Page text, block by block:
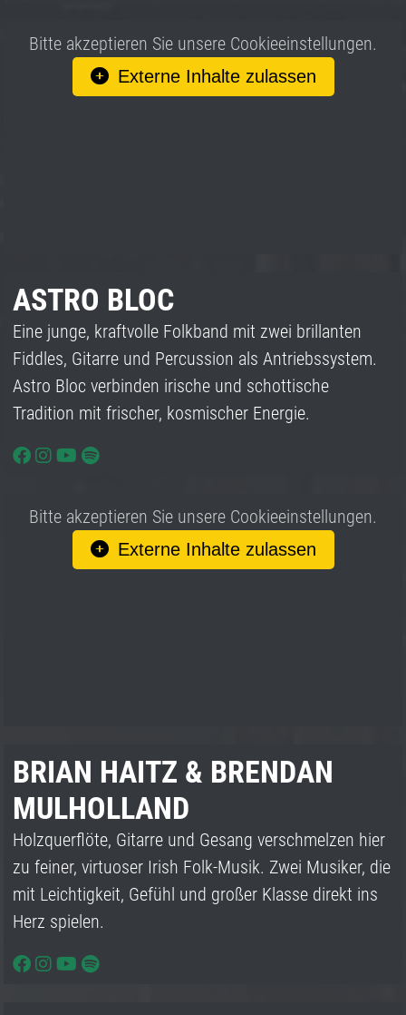
Bitte akzeptieren Sie unsere Cookieeinstellungen.
Externe Inhalte zulassen
ASTRO BLOC
Eine junge, kraftvolle Folkband mit zwei brillanten
Fiddles, Gitarre und Percussion als Antriebssystem.
Astro Bloc verbinden irische und schottische
Tradition mit frischer, kosmischer Energie.
Bitte akzeptieren Sie unsere Cookieeinstellungen.
Externe Inhalte zulassen
BRIAN HAITZ & BRENDAN
MULHOLLAND
Holzquerflöte, Gitarre und Gesang verschmelzen hier
zu feiner, virtuoser Irish Folk-Musik. Zwei Musiker, die
mit Leichtigkeit, Gefühl und großer Klasse direkt ins
Herz spielen.